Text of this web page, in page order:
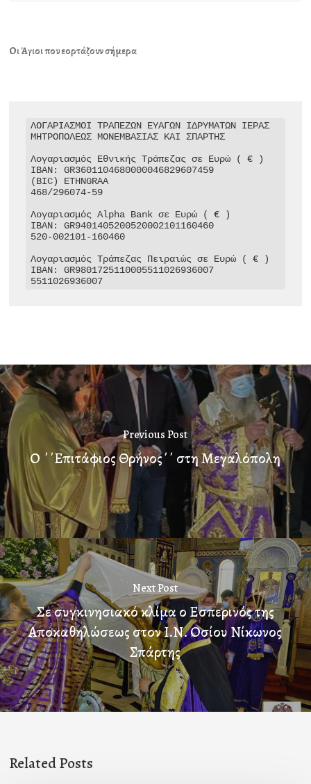
Οι Άγιοι που εορτάζουν σήμερα
ΛΟΓΑΡΙΑΣΜΟΙ ΤΡΑΠΕΖΩΝ ΕΥΑΓΩΝ ΙΔΡΥΜΑΤΩΝ ΙΕΡΑΣ
ΜΗΤΡΟΠΟΛΕΩΣ ΜΟΝΕΜΒΑΣΙΑΣ ΚΑΙ ΣΠΑΡΤΗΣ
Λογαριασμός Εθνικής Τράπεζας σε Ευρώ ( € )
IBAN: GR3601104680000046829607459
(BIC) ETHNGRAA
468/296074-59
Λογαριασμός Alpha Bank σε Ευρώ ( € )
IBAN: GR9401405200520002101160460
520-002101-160460
Λογαριασμός Τράπεζας Πειραιώς σε Ευρώ ( € )
IBAN: GR9801725110005511026936007
5511026936007
Previous Post
Ο ΄΄Επιτάφιος Θρήνος΄΄ στη Μεγαλόπολη
Next Post
Σε συγκινησιακό κλίμα ο Εσπερινός της
Αποκαθηλώσεως στον Ι.Ν. Οσίου Νίκωνος
Σπάρτης
Related Posts